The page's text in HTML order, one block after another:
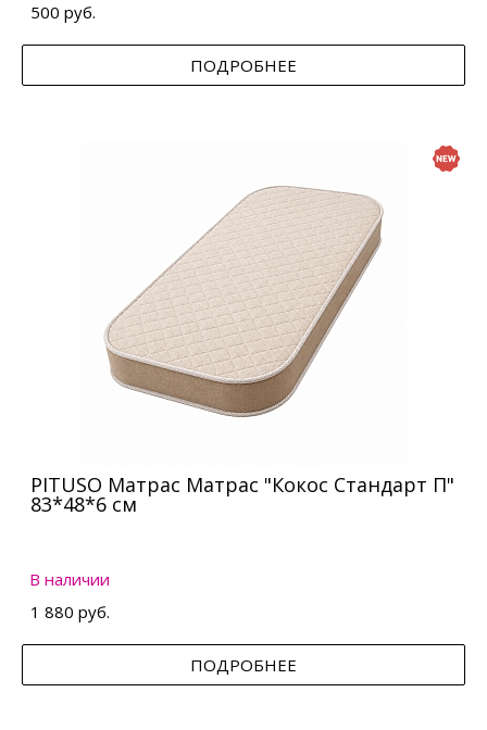
500 руб.
ПОДРОБНЕЕ
PITUSO Матрас Матрас "Кокос Стандарт П"
83*48*6 см
В наличии
1 880 руб.
ПОДРОБНЕЕ